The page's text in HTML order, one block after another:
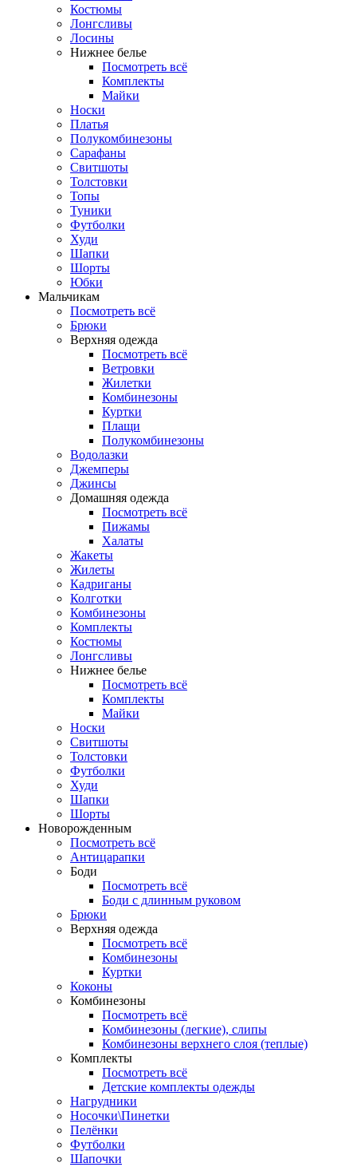
Костюмы
Лонгсливы
Лосины
Нижнее белье
Посмотреть всё
Комплекты
Майки
Носки
Платья
Полукомбинезоны
Сарафаны
Свитшоты
Толстовки
Топы
Туники
Футболки
Худи
Шапки
Шорты
Юбки
Мальчикам
Посмотреть всё
Брюки
Верхняя одежда
Посмотреть всё
Ветровки
Жилетки
Комбинезоны
Куртки
Плащи
Полукомбинезоны
Водолазки
Джемперы
Джинсы
Домашняя одежда
Посмотреть всё
Пижамы
Халаты
Жакеты
Жилеты
Кадриганы
Колготки
Комбинезоны
Комплекты
Костюмы
Лонгсливы
Нижнее белье
Посмотреть всё
Комплекты
Майки
Носки
Свитшоты
Толстовки
Футболки
Худи
Шапки
Шорты
Новорожденным
Посмотреть всё
Антицарапки
Боди
Посмотреть всё
Боди с длинным руковом
Брюки
Верхняя одежда
Посмотреть всё
Комбинезоны
Куртки
Коконы
Комбинезоны
Посмотреть всё
Комбинезоны (легкие), слипы
Комбинезоны верхнего слоя (теплые)
Комплекты
Посмотреть всё
Детские комплекты одежды
Нагрудники
Носочки\Пинетки
Пелёнки
Футболки
Шапочки